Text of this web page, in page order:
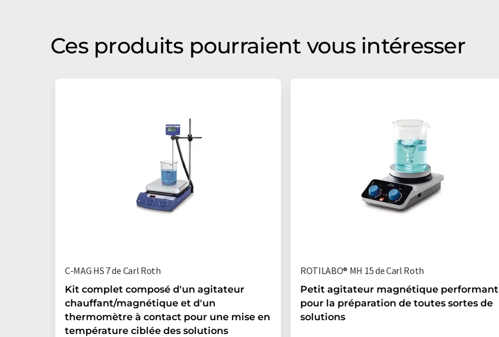
Ces produits pourraient vous intéresser
C-MAG HS 7 de Carl Roth
Kit complet composé d'un agitateur
chauffant/magnétique et d'un
thermomètre à contact pour une mise en
température ciblée des solutions
ROTILABO® MH 15 de Carl Roth
Petit agitateur magnétique performant
pour la préparation de toutes sortes de
solutions